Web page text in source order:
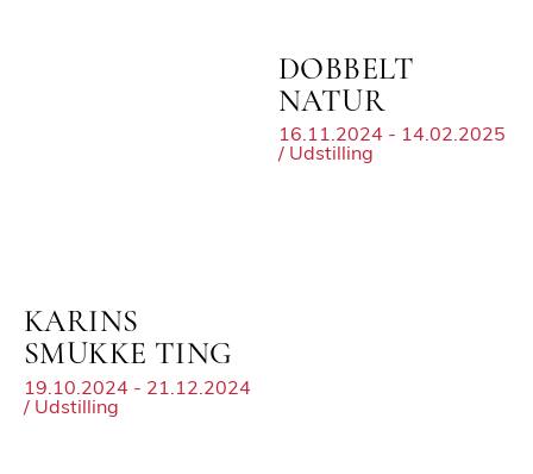
DOBBELT
NATUR
16.11.2024 - 14.02.2025
/ Udstilling
KARINS
SMUKKE TING
19.10.2024 - 21.12.2024
/ Udstilling